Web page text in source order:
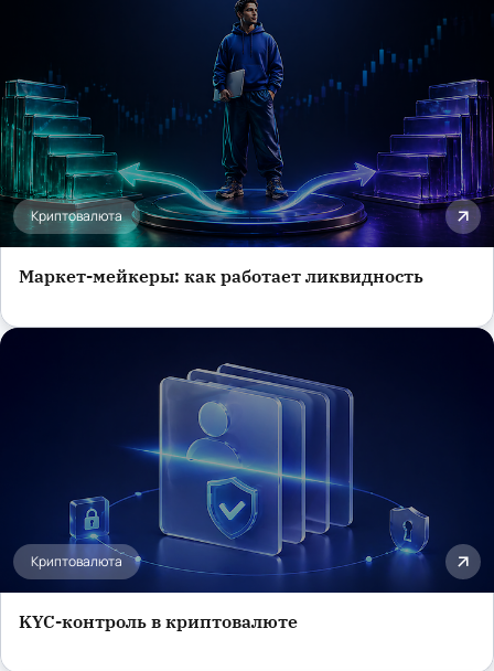
Криптовалюта
Маркет-мейкеры: как работает ликвидность
Криптовалюта
KYC-контроль в криптовалюте